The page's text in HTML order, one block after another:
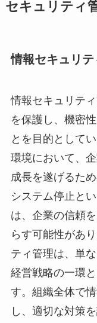
セキュリティ
情報セキュリ
情報セキュリテ
を保護し、機密
とを目的として
環境において、
成長を遂げるた
システム停止と
は、企業の信頼
らす可能性があ
ティ管理は、単
経営戦略の一環
す。組織全体で
し、適切な対策